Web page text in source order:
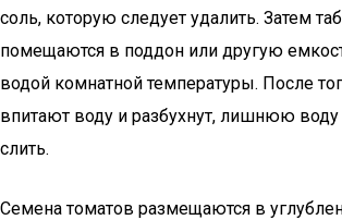
соль, которую следует удалить. Затем
помещаются в поддон или другую
водой комнатной температуры. После
впитают воду и разбухнут, лишнюю
слить.
Семена томатов размещаются в